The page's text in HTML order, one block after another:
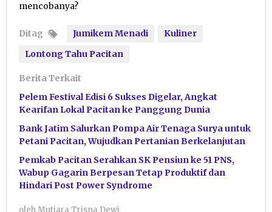
mencobanya?
Ditag Jumikem Menadi
Kuliner
Lontong Tahu Pacitan
Berita Terkait
Pelem Festival Edisi 6 Sukses Digelar, Angkat
Kearifan Lokal Pacitan ke Panggung Dunia
Bank Jatim Salurkan Pompa Air Tenaga Surya untuk
Petani Pacitan, Wujudkan Pertanian Berkelanjutan
Pemkab Pacitan Serahkan SK Pensiun ke 51 PNS,
Wabup Gagarin Berpesan Tetap Produktif dan
Hindari Post Power Syndrome
olehMutiara Trisna Dewi